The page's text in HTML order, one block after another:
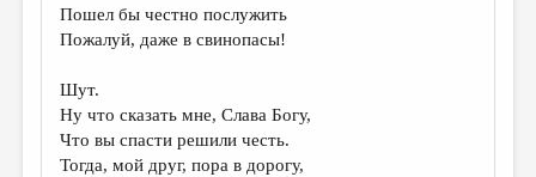
Пошел бы честно послужить
Пожалуй, даже в свинопасы!
Шут.
Ну что сказать мне, Слава Богу,
Что вы спасти решили честь.
Тогда, мой друг, пора в дорогу,